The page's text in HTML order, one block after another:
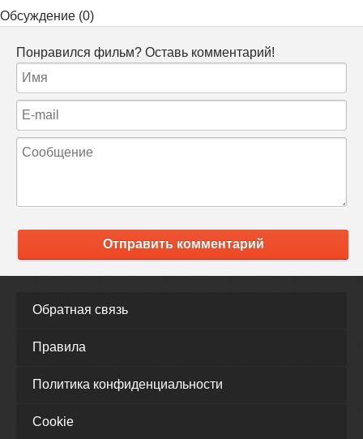
Обсуждение (0)
Понравился фильм? Оставь комментарий!
Отправить комментарий
Обратная связь
Правила
Политика конфиденциальности
Cookie